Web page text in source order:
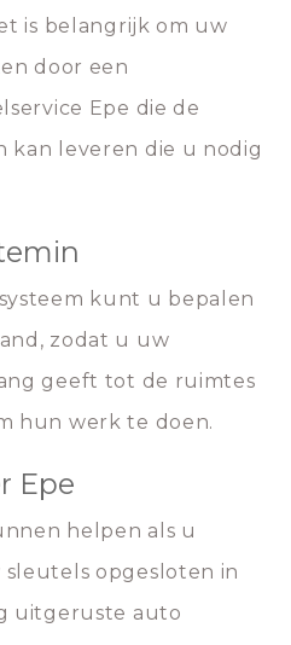
is belangrijk om uw
door een
Epe die de
kan leveren die u nodig
kunt u bepalen
zodat u uw
geeft tot de ruimtes
hun werk te doen.
Epe
helpen als u
opgesloten in
uitgeruste auto